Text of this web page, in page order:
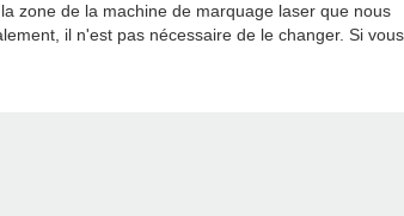
zone de la machine de marquage laser que nous
il n'est pas nécessaire de le changer. Si vous